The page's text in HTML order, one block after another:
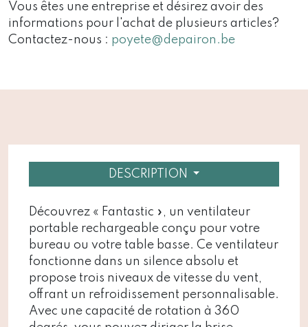
Vous êtes une entreprise et désirez avoir des
informations pour l'achat de plusieurs articles?
Contactez-nous : poyete@depairon.be
DESCRIPTION
Découvrez « Fantastic », un ventilateur
portable rechargeable conçu pour votre
bureau ou votre table basse. Ce ventilateur
fonctionne dans un silence absolu et
propose trois niveaux de vitesse du vent,
offrant un refroidissement personnalisable.
Avec une capacité de rotation à 360